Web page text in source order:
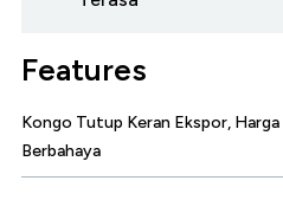
Features
Kongo Tutup Keran Ekspor,
Berbahaya